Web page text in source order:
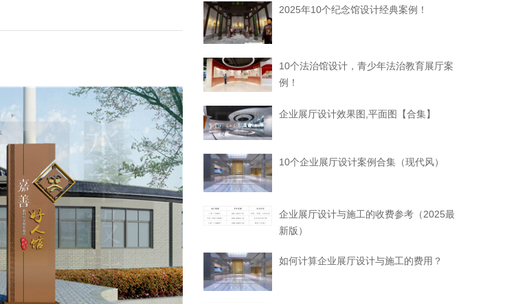
2025年10个纪念馆设计经典案例！
10个法治馆设计，青少年法治教育展厅案
例！
企业展厅设计效果图,平面图【合集】
10个企业展厅设计案例合集（现代风）
企业展厅设计与施工的收费参考（2025最
新版）
如何计算企业展厅设计与施工的费用？